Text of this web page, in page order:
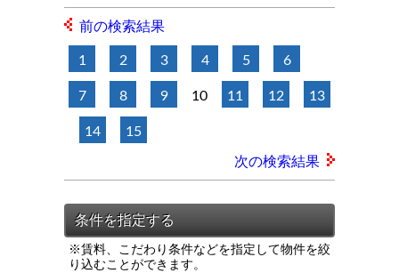
前の検索結果
1 2 3 4 5 6
7 8 9 10 11 12 13
14 15
次の検索結果
※賃料、こだわり条件などを指定して物件を絞
り込むことができます。